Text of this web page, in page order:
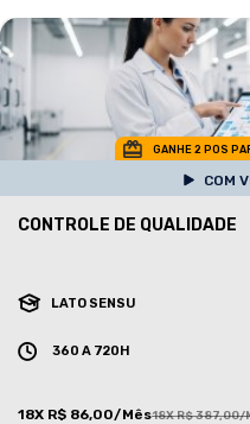
GANHE 2 POS
COM
CONTROLE DE QUALIDADE
LATO SENSU
360 A 720H
18X R$ 86,00/Mês18X R$ 387,00/